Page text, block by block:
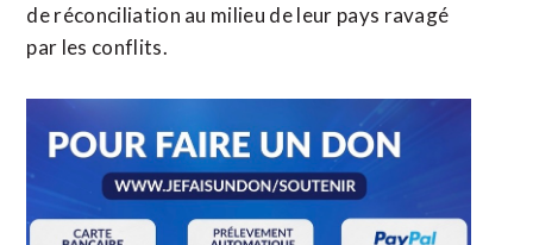
de réconciliation au milieu de leur pays ravagé
par les conflits.